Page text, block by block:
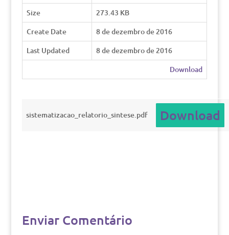
Size
273.43 KB
Create Date
8 de dezembro de 2016
Last Updated
8 de dezembro de 2016
Download
sistematizacao_relatorio_sintese.pdf Download
Enviar Comentário